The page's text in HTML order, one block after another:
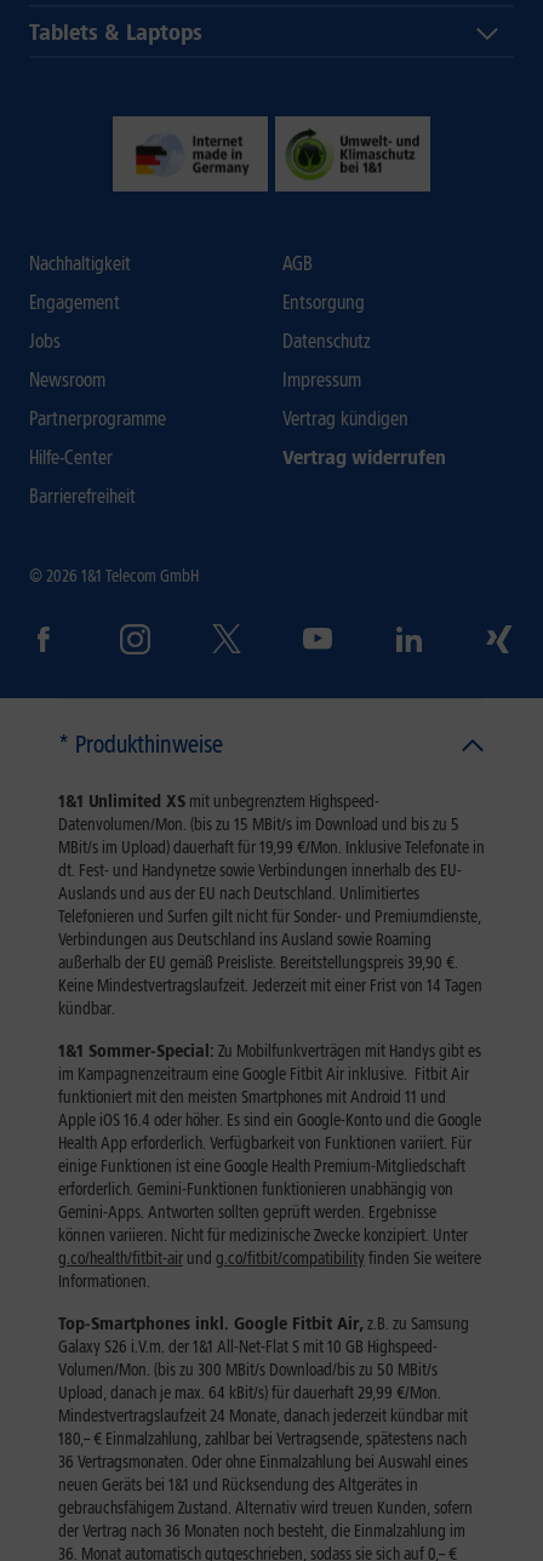
Tablets & Laptops
Nachhaltigkeit
Engagement
Jobs
Newsroom
Partnerprogramme
Hilfe-Center
Barrierefreiheit
AGB
Entsorgung
Datenschutz
Impressum
Vertrag kündigen
Vertrag widerrufen
© 2026 1&1 Telecom GmbH